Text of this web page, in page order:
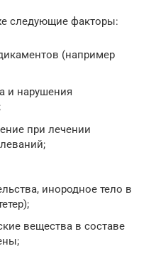
следующие факторы:
(например
и нарушения
при лечении
инородное тело в
вещества в составе